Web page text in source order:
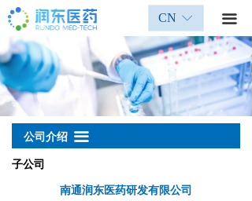
끀
ꀅ
CN
子公司
南通润东医药研发有限公司
끀
公司介绍